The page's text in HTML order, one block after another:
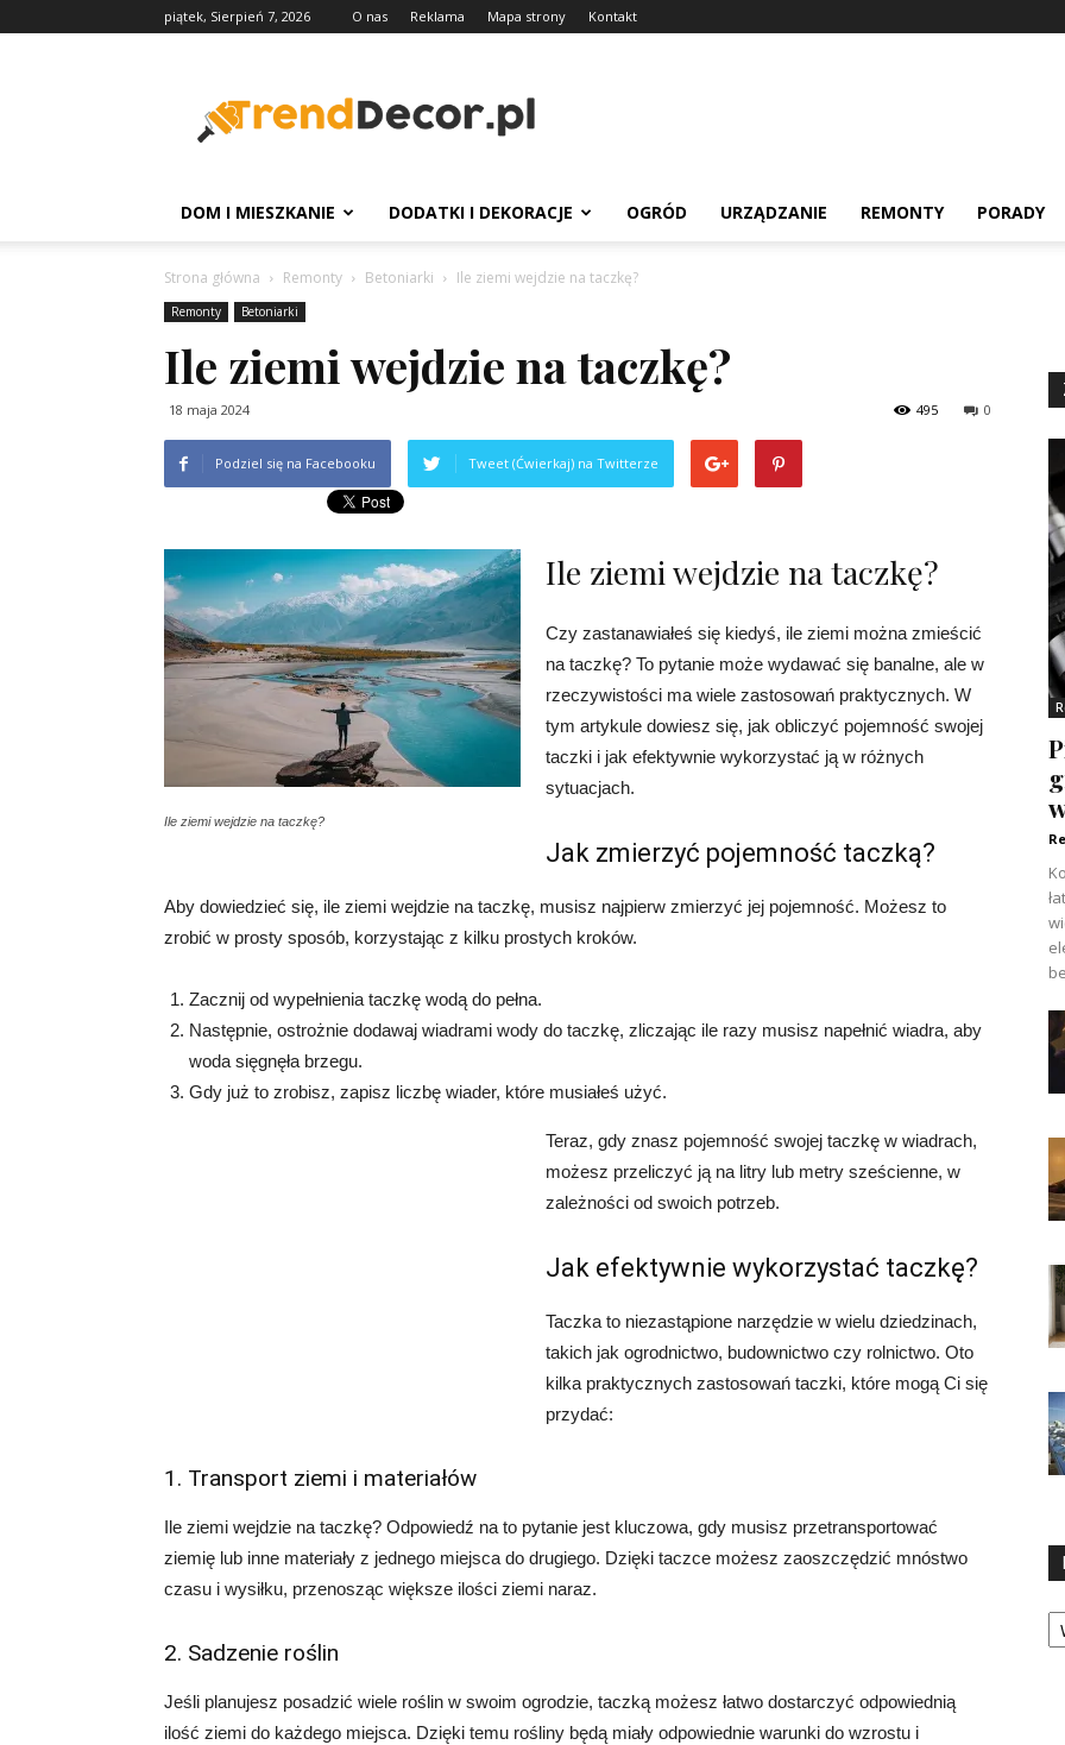
piątek, Sierpień 7, 2026 O nas Reklama Mapa strony Kontakt
DOM I MIESZKANIE DODATKI I DEKORACJE OGRÓD URZĄDZANIE REMONTY PORADY
Strona główna Remonty Betoniarki Ile ziemi wejdzie na taczkę?
Remonty Betoniarki
Ile ziemi wejdzie na taczkę?
18 maja 2024 0
495
Podziel się na Facebooku Tweet (Ćwierkaj) na Twitterze
Ile ziemi wejdzie na taczkę?
Ile ziemi wejdzie na taczkę?
Czy zastanawiałeś się kiedyś, ile ziemi można zmieścić
na taczkę? To pytanie może wydawać się banalne, ale w
rzeczywistości ma wiele zastosowań praktycznych. W
tym artykule dowiesz się, jak obliczyć pojemność swojej
taczki i jak efektywnie wykorzystać ją w różnych
sytuacjach.
Jak zmierzyć pojemność taczką?
Aby dowiedzieć się, ile ziemi wejdzie na taczkę, musisz najpierw zmierzyć jej pojemność. Możesz to
zrobić w prosty sposób, korzystając z kilku prostych kroków.
Zacznij od wypełnienia taczkę wodą do pełna.
Następnie, ostrożnie dodawaj wiadrami wody do taczkę, zliczając ile razy musisz napełnić wiadra, aby
woda sięgnęła brzegu.
Gdy już to zrobisz, zapisz liczbę wiader, które musiałeś użyć.
Teraz, gdy znasz pojemność swojej taczkę w wiadrach,
możesz przeliczyć ją na litry lub metry sześcienne, w
zależności od swoich potrzeb.
Jak efektywnie wykorzystać taczkę?
Taczka to niezastąpione narzędzie w wielu dziedzinach,
takich jak ogrodnictwo, budownictwo czy rolnictwo. Oto
kilka praktycznych zastosowań taczki, które mogą Ci się
przydać:
1. Transport ziemi i materiałów
Ile ziemi wejdzie na taczkę? Odpowiedź na to pytanie jest kluczowa, gdy musisz przetransportować
ziemię lub inne materiały z jednego miejsca do drugiego. Dzięki taczce możesz zaoszczędzić mnóstwo
czasu i wysiłku, przenosząc większe ilości ziemi naraz.
2. Sadzenie roślin
Jeśli planujesz posadzić wiele roślin w swoim ogrodzie, taczką możesz łatwo dostarczyć odpowiednią
ilość ziemi do każdego miejsca. Dzięki temu rośliny będą miały odpowiednie warunki do wzrostu i